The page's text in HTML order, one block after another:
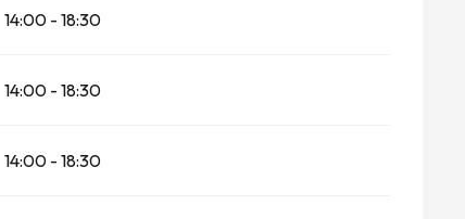
14:00 - 18:30
14:00 - 18:30
14:00 - 18:30